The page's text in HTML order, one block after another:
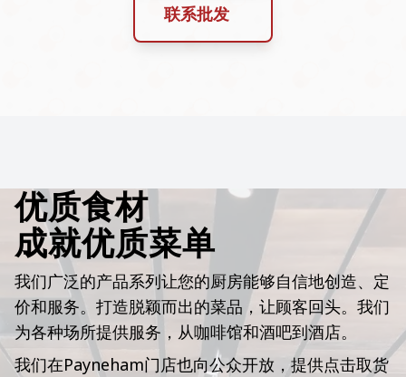
联系批发
优质食材
成就优质菜单
我们广泛的产品系列让您的厨房能够自信地创造、定
价和服务。打造脱颖而出的菜品，让顾客回头。我们
为各种场所提供服务，从咖啡馆和酒吧到酒店。
我们在Payneham门店也向公众开放，提供点击取货